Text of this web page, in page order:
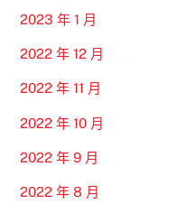
2023 年 1 月
2022 年 12 月
2022 年 11 月
2022 年 10 月
2022 年 9 月
2022 年 8 月